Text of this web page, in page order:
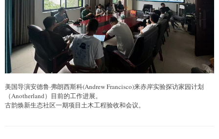
美国导演安德鲁·弗朗西斯科(Andrew Francisco)来赤岸实验探访家园计划
（Anotherland）目前的工作进展。
古韵焕新生态社区一期项目土木工程验收和会议。